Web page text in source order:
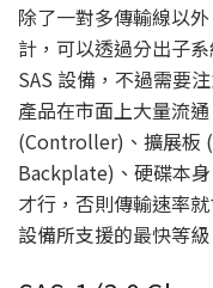
除了一對多傳輸線以
計，可以透過分出子
SAS 設備，不過需要
產品在市面上大量流
(Controller)、擴展板
Backplate)、硬碟本
才行，否則傳輸速率
設備所支援的最快等級